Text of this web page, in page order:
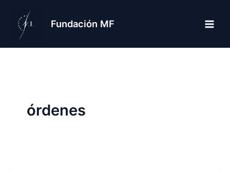
contenido
Fundación MF
órdenes